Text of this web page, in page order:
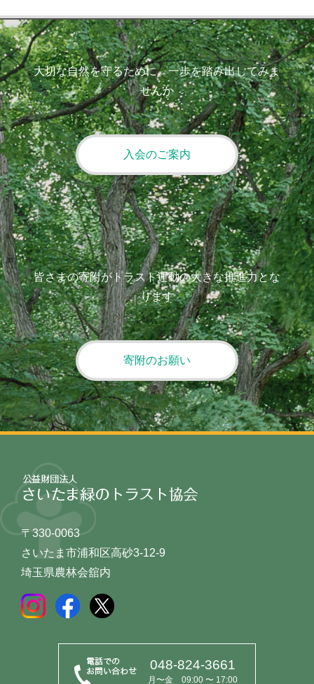
大切な自然を守るために、一歩を踏み出してみま
せんか
入会のご案内
皆さまの寄附がトラスト運動の大きな推進力とな
ります
寄附のお願い
〒330-0063
さいたま市浦和区高砂3-12-9
埼玉県農林会舘内
048-824-3661
月〜金 09:00 〜 17:00